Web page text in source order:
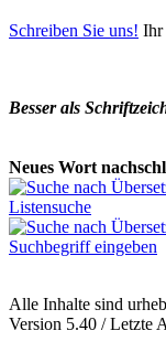
Schreiben Sie uns! Ihr
Besser als
Neues Wort
Listensuche
Suchbegriff eingeben
Alle Inhalte sind
Version 5.40 / Letzte